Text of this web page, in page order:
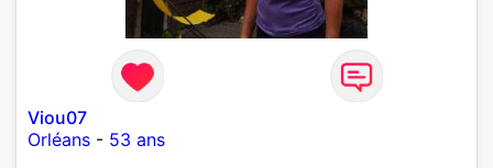
Viou07
Orléans - 53 ans